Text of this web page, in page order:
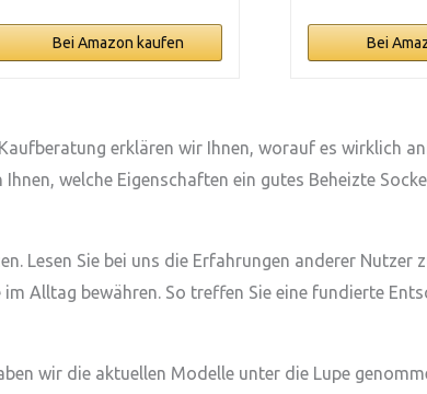
Bei Amazon kaufen Bei
erklären wir Ihnen, worauf es wirklich
welche Eigenschaften ein gutes Beheizte
Lesen Sie bei uns die Erfahrungen anderer Nutzer
Alltag bewähren. So treffen Sie eine fundierte
wir die aktuellen Modelle unter die Lupe